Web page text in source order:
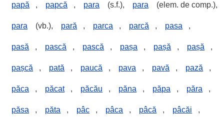
papă , papcă , para (s.f.), para (elem. de comp.),
para (vb.), pară , parca , parcă , pasa ,
pasă , pască , pască , pașa , pașă , pașă ,
pașcă , pată , paucă , pava , pavă , pază ,
păca , păcat , păcău , păna , păpa , păra ,
păsa , păta , pâc , pâca , pâcă , pâcăi ,